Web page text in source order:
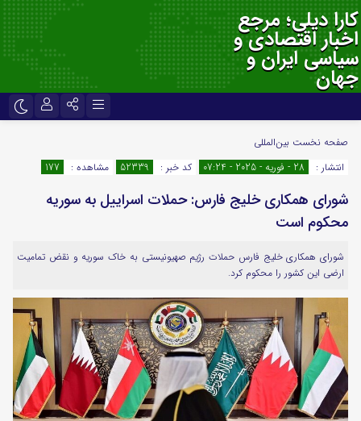
کارا دیلی؛ مرجع
اخبار اقتصادی و
سیاسی ایران و
جهان
اینستاگرام
سروش
ایتا
آپارات
اپلیکیشن رمز عبور
لطفا پاسخ را به عدد انگلیسی وارد کنید:
یازده + هفت =
مرا به خاطر بسپار
صفحه نخست بین‌المللی
انتشار :
28 - فوریه - 2025 - 07:24 کد خبر : 52339 مشاهده : 177
شورای همکاری خلیج فارس: حملات اسراییل به سوریه
محکوم است
شورای همکاری خلیج فارس حملات رژیم صهیونیستی به خاک سوریه و نقض تمامیت
ارضی این کشور را محکوم کرد.